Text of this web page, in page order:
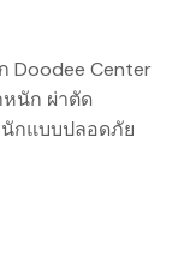
Doodee Center
นัก ผ่าตัด
กแบบปลอดภัย